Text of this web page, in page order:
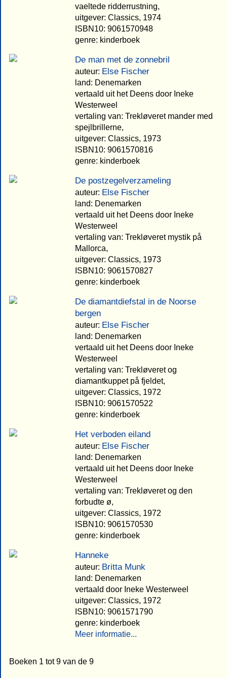
vaeltede ridderrustning,
uitgever: Classics, 1974
ISBN10: 9061570948
genre: kinderboek
De man met de zonnebril
auteur: Else Fischer
land: Denemarken
vertaald uit het Deens door Ineke
Westerweel
vertaling van: Trekløveret mander med
spejlbrillerne,
uitgever: Classics, 1973
ISBN10: 9061570816
genre: kinderboek
De postzegelverzameling
auteur: Else Fischer
land: Denemarken
vertaald uit het Deens door Ineke
Westerweel
vertaling van: Trekløveret mystik på
Mallorca,
uitgever: Classics, 1973
ISBN10: 9061570827
genre: kinderboek
De diamantdiefstal in de Noorse
bergen
auteur: Else Fischer
land: Denemarken
vertaald uit het Deens door Ineke
Westerweel
vertaling van: Trekløveret og
diamantkuppet på fjeldet,
uitgever: Classics, 1972
ISBN10: 9061570522
genre: kinderboek
Het verboden eiland
auteur: Else Fischer
land: Denemarken
vertaald uit het Deens door Ineke
Westerweel
vertaling van: Trekløveret og den
forbudte ø,
uitgever: Classics, 1972
ISBN10: 9061570530
genre: kinderboek
Hanneke
auteur: Britta Munk
land: Denemarken
vertaald door Ineke Westerweel
uitgever: Classics, 1972
ISBN10: 9061571790
genre: kinderboek
Meer informatie...
Boeken 1 tot 9 van de 9